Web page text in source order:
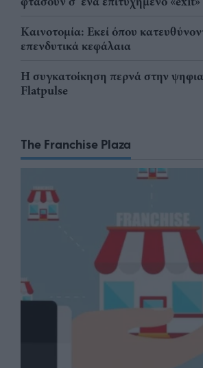
Καινοτομία: Εκεί όπου
επενδυτικά κεφάλαια
Η συγκατοίκηση περνά στην
Flatpulse
The Franchise Plaza